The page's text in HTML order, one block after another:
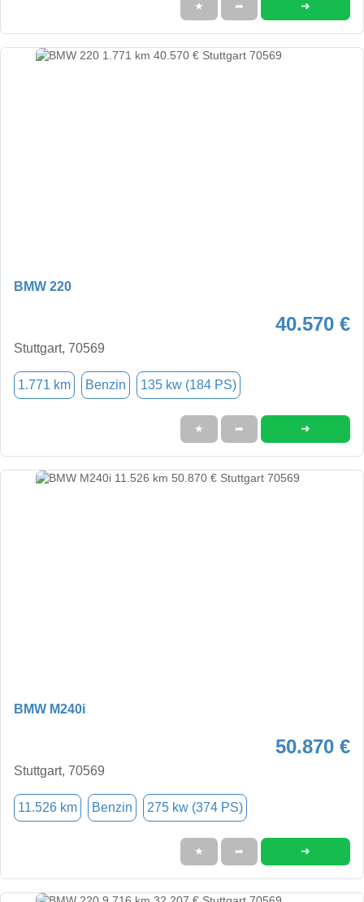
★ ➦ ➜
BMW 220
40.570 €
Stuttgart, 70569
1.771 km Benzin 135 kw (184 PS)
★ ➦ ➜
BMW M240i
50.870 €
Stuttgart, 70569
11.526 km Benzin 275 kw (374 PS)
★ ➦ ➜